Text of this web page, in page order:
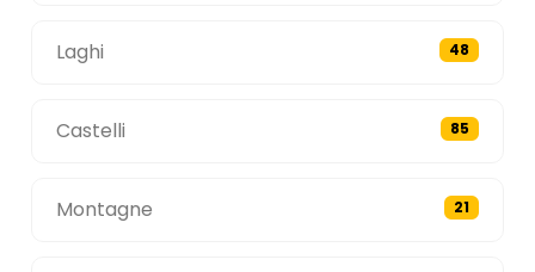
Laghi 48
Castelli 85
Montagne 21